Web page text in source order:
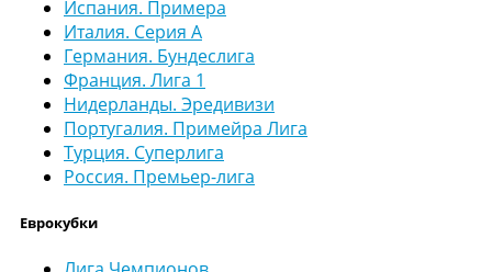
Испания. Примера
Италия. Серия А
Германия. Бундеслига
Франция. Лига 1
Нидерланды. Эредивизи
Португалия. Примейра Лига
Турция. Суперлига
Россия. Премьер-лига
Еврокубки